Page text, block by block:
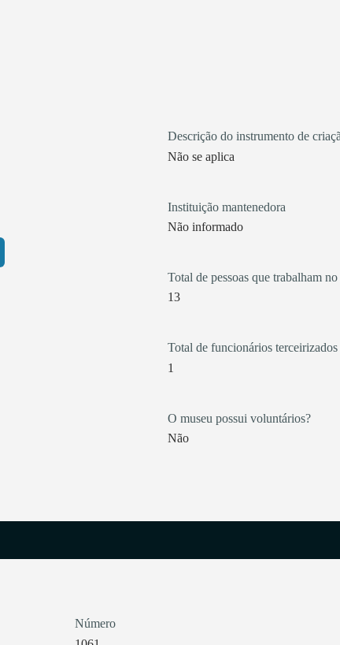
Descrição do instrumento de
Não se aplica
Instituição mantenedora
Não informado
Total de pessoas que trabalham no
13
Total de funcionários terceirizados
1
O museu possui voluntários?
Não
Número